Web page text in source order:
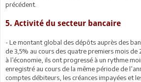
précédent.
5. Activité du secteur bancaire
- Le montant global des dépôts auprès des
de 3,5% au cours des quatre premiers mois de
à l’économie, ils ont progressé à un rythme
enregistré au cours de la même période de
comptes débiteurs, les créances impayées et